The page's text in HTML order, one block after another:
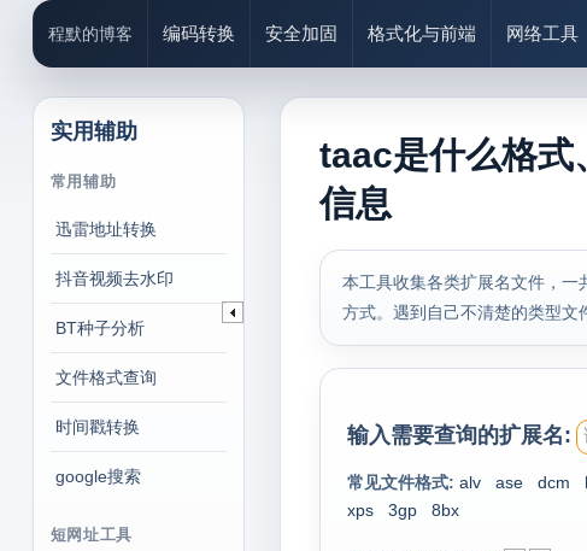
程默的博客 编码转换 安全加固 格式化与前端 网络工具
实用辅助
常用辅助
迅雷地址转换
抖音视频去水印
BT种子分析
文件格式查询
时间戳转换
google搜索
短网址工具
taac是什么格式
信息
本工具收集各类扩展名文件，
方式。遇到自己不清楚的类型文
输入需要查询的扩展名:
常见文件格式: alv ase dcm
xps
3gp 8bx